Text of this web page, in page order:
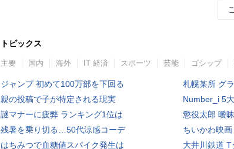
トピックス
主要 国内 海外 IT 経済 スポーツ 芸能 ゴシップ
ジャンプ 初めて100万部を下回る
親の投稿で子が特定される現実
謎マナーに疲弊 ランキング1位は
残暑を乗り切る…50代涼感コーデ
はちみつで血糖値スパイク発生は
札幌某所 グ
Number_i 5
懲役太郎 曖
ちいかわ映
大井川鉄道 T